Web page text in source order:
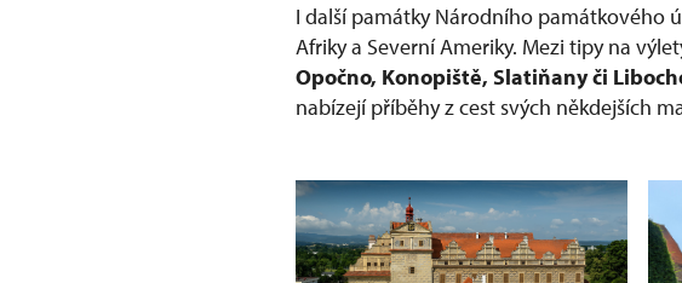
I další památky Národního památkového
Afriky a Severní Ameriky. Mezi tipy na
Opočno, Konopiště, Slatiňany či
nabízejí příběhy z cest svých někdejších